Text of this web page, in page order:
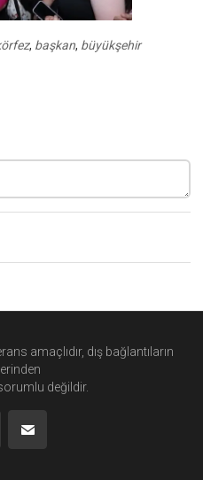
, başkan, büyükşehir
amaçlıdır, dış bağlantıların
değildir.